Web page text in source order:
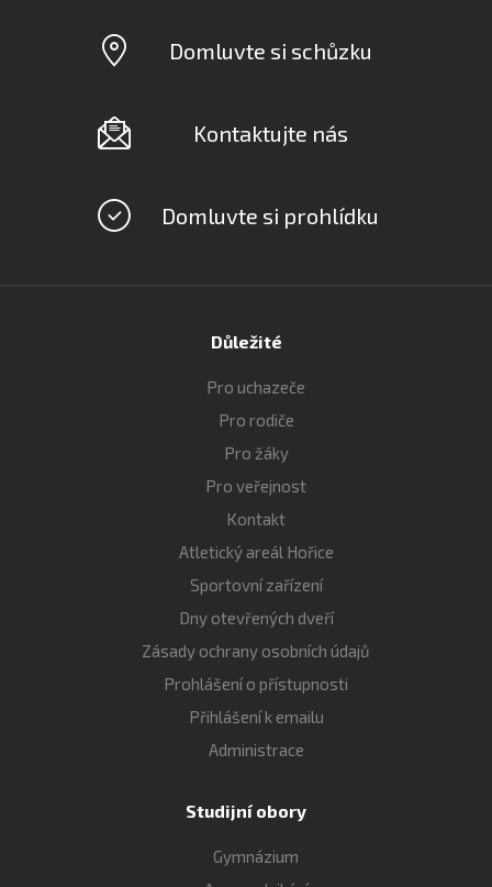
Domluvte si schůzku
Kontaktujte nás
Domluvte si prohlídku
Důležité
Pro uchazeče
Pro rodiče
Pro žáky
Pro veřejnost
Kontakt
Atletický areál Hořice
Sportovní zařízení
Dny otevřených dveří
Zásady ochrany osobních údajů
Prohlášení o přístupnosti
Přihlášení k emailu
Administrace
Studijní obory
Gymnázium